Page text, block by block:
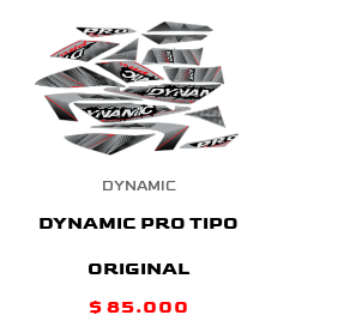
DYNAMIC
DYNAMIC PRO TIPO
ORIGINAL
$ 85.000